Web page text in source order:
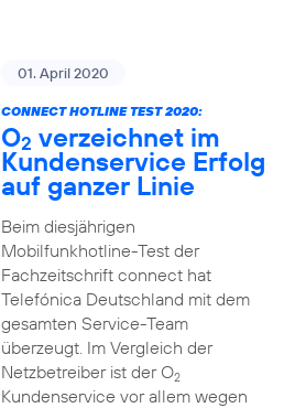
01. April 2020
CONNECT HOTLINE TEST 2020:
O2 verzeichnet im
Kundenservice Erfolg
auf ganzer Linie
Beim diesjährigen
Mobilfunkhotline-Test der
Fachzeitschrift connect hat
Telefónica Deutschland mit dem
gesamten Service-Team
überzeugt. Im Vergleich der
Netzbetreiber ist der O2
Kundenservice vor allem wegen